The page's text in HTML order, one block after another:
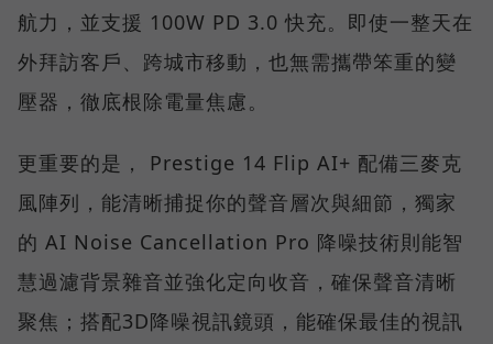
航力，並支援 100W PD 3.0 快充。即使一整天在
外拜訪客戶、跨城市移動，也無需攜帶笨重的變
壓器，徹底根除電量焦慮。
更重要的是， Prestige 14 Flip AI+ 配備三麥克
風陣列，能清晰捕捉你的聲音層次與細節，獨家
的 AI Noise Cancellation Pro 降噪技術則能智
慧過濾背景雜音並強化定向收音，確保聲音清晰
聚焦；搭配3D降噪視訊鏡頭，能確保最佳的視訊